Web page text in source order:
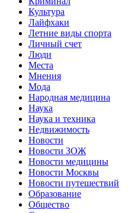
Культура
Лайфхаки
Летние виды спорта
Личный счет
Люди
Места
Мнения
Мода
Народная медицина
Наука
Наука и техника
Недвижимость
Новости
Новости ЗОЖ
Новости медицины
Новости Москвы
Новости путешествий
Образование
Общество